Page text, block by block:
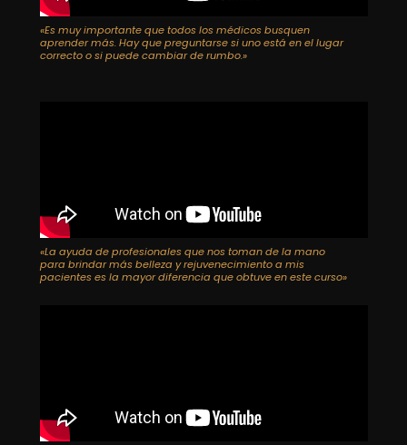
«Es muy importante que todos los médicos busquen
aprender más. Hay que preguntarse si uno está en el lugar
correcto o si puede cambiar de rumbo.»
«La ayuda de profesionales que nos toman de la mano
para brindar más belleza y rejuvenecimiento a mis
pacientes es la mayor diferencia que obtuve en este curso»